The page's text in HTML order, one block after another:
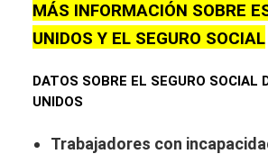
MÁS INFORMACIÓN SOBRE
UNIDOS Y EL SEGURO SOCIAL
DATOS SOBRE EL SEGURO SOCIAL
UNIDOS
Trabajadores con